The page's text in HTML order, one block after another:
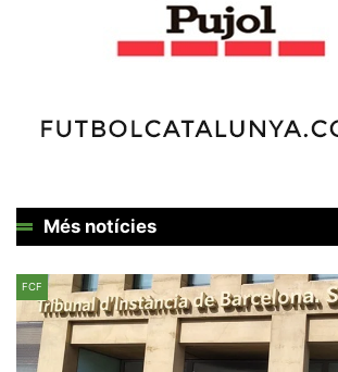
Més notícies
FCF